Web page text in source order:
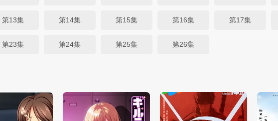
第13集 第14集 第15集 第16集 第17集
第23集 第24集 第25集 第26集